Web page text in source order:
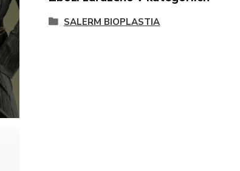
SALERM BIOPLASTIA